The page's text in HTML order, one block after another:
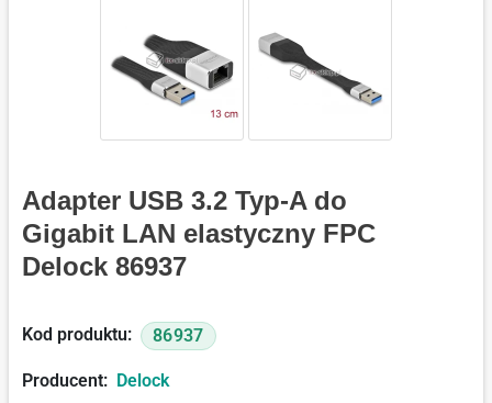
Adapter USB 3.2 Typ-A do
Gigabit LAN elastyczny FPC
Delock 86937
Kod produktu: 86937
Producent: Delock